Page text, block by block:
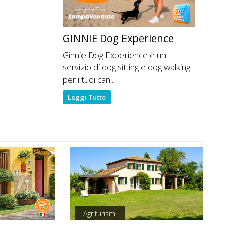
GINNIE Dog Experience
Ginnie Dog Experience è un
servizio di dog sitting e dog walking
per i tuoi cani.
Leggi Tutto
Agriturismi